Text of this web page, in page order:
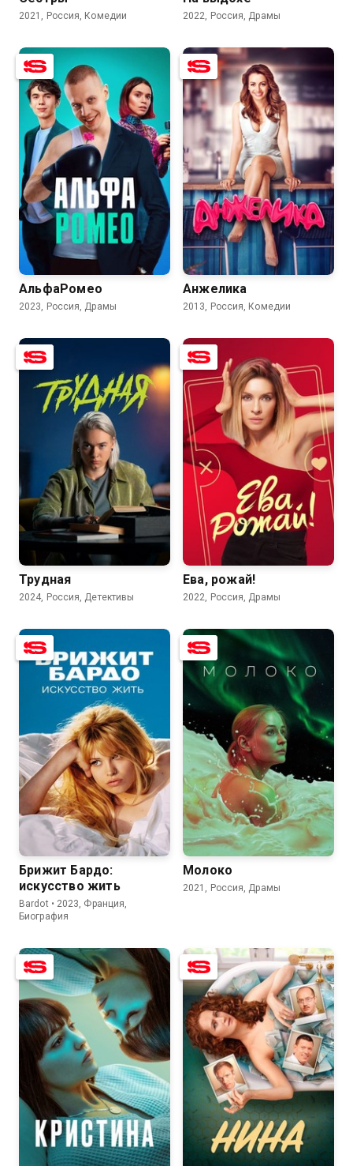
2021, Россия, Комедии 2022, Россия, Драмы
6.3
АльфаРомео
2023, Россия, Драмы
7.2 5.7
Анжелика
2013, Россия, Комедии
7.2 7.8
Трудная
2024, Россия, Детективы
7.1 6.2
Ева, рожай!
2022, Россия, Драмы
7.4 6.5
Брижит Бардо:
искусство жить
Bardot • 2023, Франция,
Биография
6.8 6.6
Молоко
2021, Россия, Драмы
6.3 7.4 6.5 6.3